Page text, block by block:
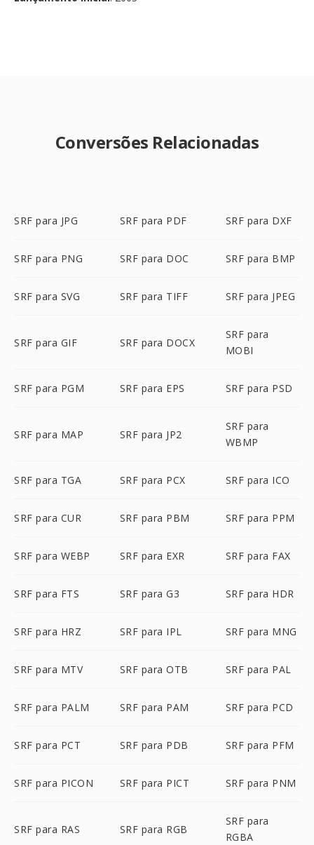
Conversões Relacionadas
SRF para JPG SRF para PDF SRF para DXF
SRF para PNG SRF para DOC SRF para BMP
SRF para SVG SRF para TIFF SRF para JPEG
SRF para GIF SRF para DOCX
SRF para
MOBI
SRF para PGM SRF para EPS SRF para PSD
SRF para MAP SRF para JP2
SRF para
WBMP
SRF para TGA SRF para PCX SRF para ICO
SRF para CUR SRF para PBM SRF para PPM
SRF para WEBP SRF para EXR SRF para FAX
SRF para FTS SRF para G3 SRF para HDR
SRF para HRZ SRF para IPL SRF para MNG
SRF para MTV SRF para OTB SRF para PAL
SRF para PALM SRF para PAM SRF para PCD
SRF para PCT SRF para PDB SRF para PFM
SRF para PICON SRF para PICT SRF para PNM
SRF para RAS SRF para RGB
SRF para
RGBA